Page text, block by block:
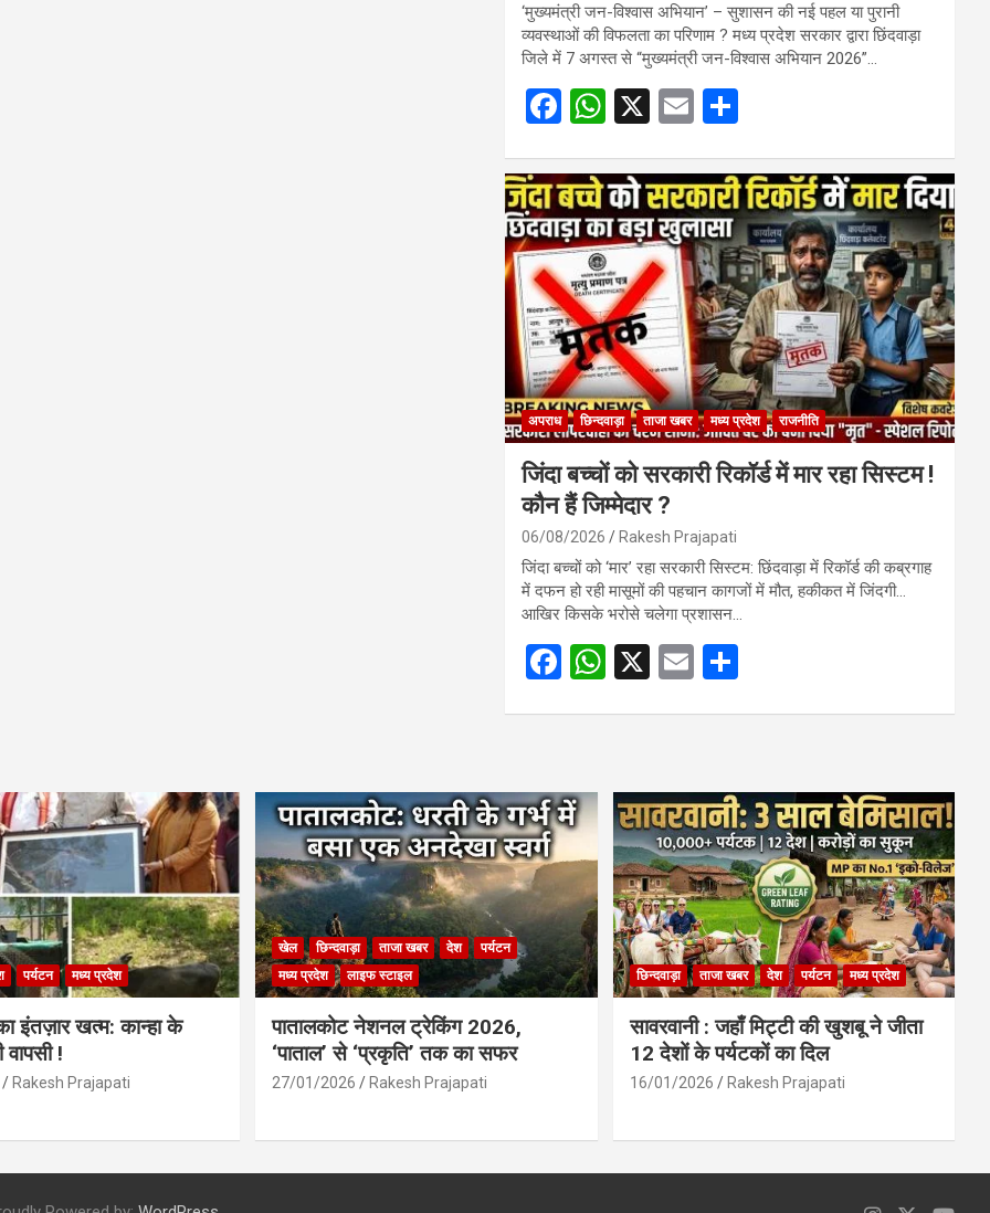
‘मुख्यमंत्री जन-विश्वास अभियान’ – सुशासन की नई पहल या पुरानी
व्यवस्थाओं की विफलता का परिणाम ? मध्य प्रदेश सरकार द्वारा छिंदवाड़ा
जिले में 7 अगस्त से “मुख्यमंत्री जन-विश्वास अभियान 2026”…
F
ce
b
o
o
k
W
at
s
A
p
p
X
E
ail ar
e
अपराध छिन्दवाड़ा ताजा खबर मध्य प्रदेश राजनीति
जिंदा बच्चों को सरकारी रिकॉर्ड में मार रहा सिस्टम !
कौन हैं जिम्मेदार ?
06/08/2026 Rakesh Prajapati
जिंदा बच्चों को ‘मार’ रहा सरकारी सिस्टम: छिंदवाड़ा में रिकॉर्ड की कब्रगाह
में दफन हो रही मासूमों की पहचान कागजों में मौत, हकीकत में जिंदगी…
आखिर किसके भरोसे चलेगा प्रशासन…
F
o
o
k
W
A
p
p
X
E
पर्यटन मध्य प्रदेश
इंतज़ार खत्म: कान्हा के
वापसी !
Rakesh Prajapati
खेल छिन्दवाड़ा ताजा खबर देश
पर्यटन
मध्य प्रदेश
लाइफ स्टाइल
पातालकोट नेशनल ट्रेकिंग 2026,
‘पाताल’ से ‘प्रकृति’ तक का सफर
27/01/2026 Rakesh Prajapati
छिन्दवाड़ा ताजा खबर देश पर्यटन मध्य प्रदेश
सावरवानी : जहाँ मिट्टी की खुशबू ने जीता
12 देशों के पर्यटकों का दिल
16/01/2026 Rakesh Prajapati